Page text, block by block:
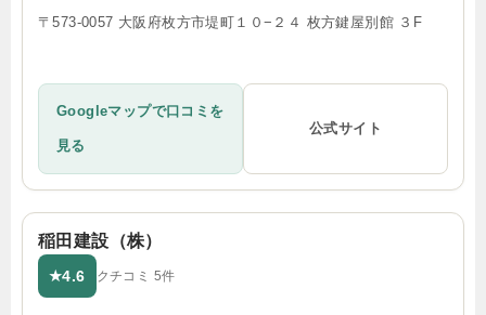
〒573-0057 大阪府枚方市堤町１０−２４ 枚方鍵屋別館 ３F
Googleマップで口コミを
見る
公式サイト
稲田建設（株）
★4.6 クチコミ 5件